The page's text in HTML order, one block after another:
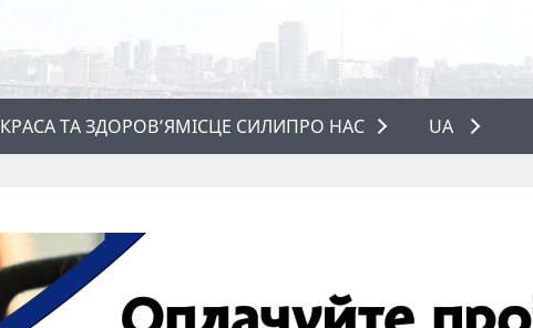
КРАСА ТА ЗДОРОВ’ЯМІСЦЕ СИЛИПРО НАС
ПРО НАС
UA